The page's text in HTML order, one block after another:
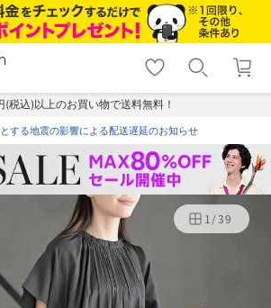
shopping_cart lock_outline
ログイン
(税込)以上のお買い物で送料無料！
する地震の影響による配送遅延のお知らせ
1/39